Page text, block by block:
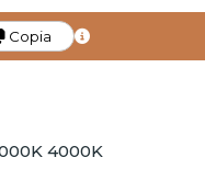
Copia
4000K